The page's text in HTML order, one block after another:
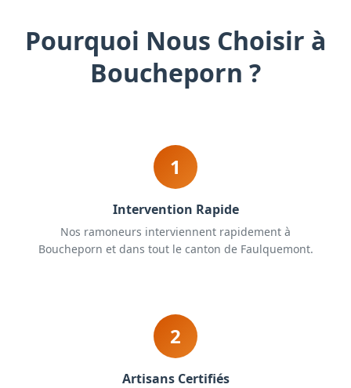
Pourquoi Nous Choisir à
Boucheporn ?
1
Intervention Rapide
Nos ramoneurs interviennent rapidement à
Boucheporn et dans tout le canton de Faulquemont.
2
Artisans Certifiés